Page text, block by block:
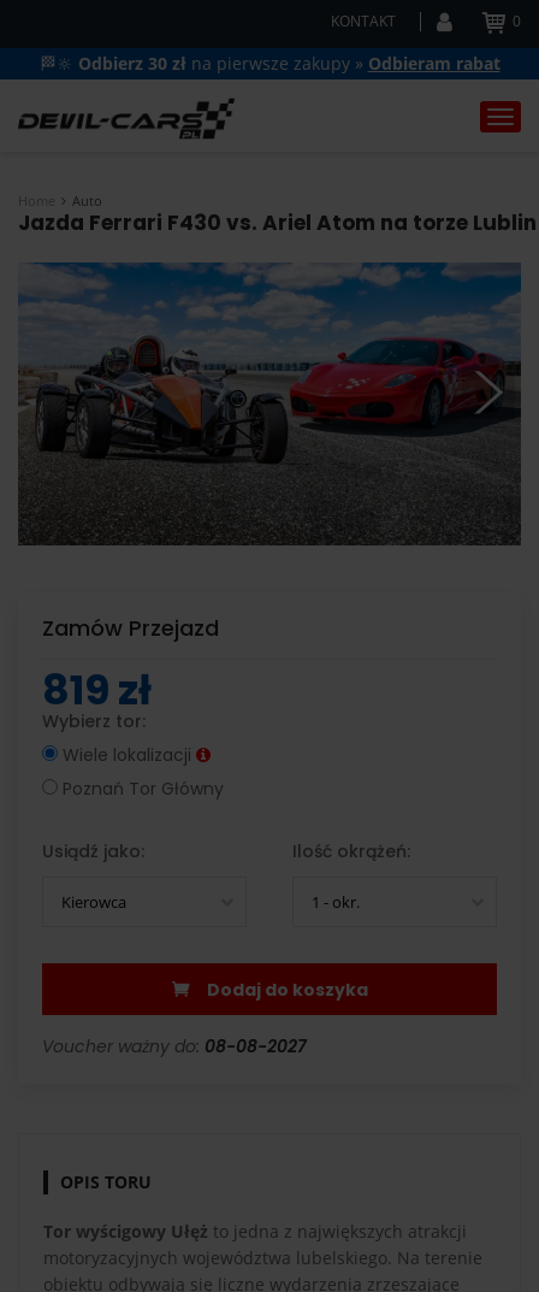
KONTAKT 0
🏁🔆 Odbierz 30 zł na pierwsze zakupy » Odbieram rabat
Home Auto
Jazda Ferrari F430 vs. Ariel Atom na torze
Zamów Przejazd
819 zł
Wybierz tor:
Wiele lokalizacji
Poznań Tor Główny
Usiądź jako:
Kierowca
Ilość okrążeń:
1 - okr.
Dodaj do koszyka
Voucher ważny do: 08-08-2027
OPIS TORU
Tor wyścigowy Ułęż to jedna z największych atrakcji
motoryzacyjnych województwa lubelskiego. Na terenie
obiektu odbywają się liczne wydarzenia zrzeszające